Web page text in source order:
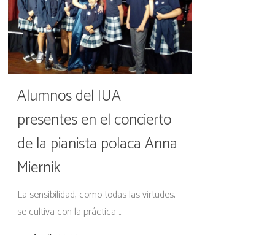
Alumnos del IUA
presentes en el concierto
de la pianista polaca Anna
Miernik
La sensibilidad, como todas las virtudes,
se cultiva con la práctica ...